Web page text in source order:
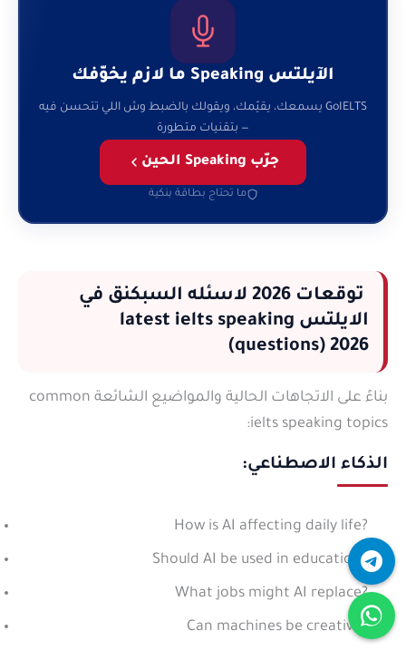
الآيلتس Speaking ما لازم يخوّفك
GoIELTS يسمعك، يقيّمك، ويقولك بالضبط وش اللي تتحسن فيه
— بتقنيات متطورة
جرّب Speaking الحين
ما تحتاج بطاقة بنكية
توقعات
2026 لاسئله السبكنق في
الايلتس latest ielts speaking
questions) 2026)
بناءً على الاتجاهات الحالية والمواضيع الشائعة common
ielts speaking topics:
الذكاء الاصطناعي:
How is AI affecting daily life?
Should AI be used in education?
What jobs might AI replace?
Can machines be creative?